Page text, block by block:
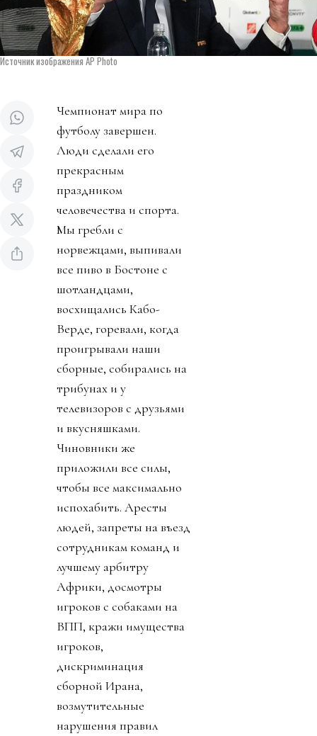
Источник изображения AP Photo
Чемпионат мира по
футболу завершен.
Люди сделали его
прекрасным
праздником
человечества и спорта.
Мы гребли с
норвежцами, выпивали
все пиво в Бостоне с
шотландцами,
восхищались Кабо-
Верде, горевали, когда
проигрывали наши
сборные, собирались на
трибунах и у
телевизоров с друзьями
и вкусняшками.
Чиновники же
приложили все силы,
чтобы все максимально
испохабить. Аресты
людей, запреты на въезд
сотрудникам команд и
лучшему арбитру
Африки, досмотры
игроков с собаками на
ВПП, кражи имущества
игроков,
дискриминация
сборной Ирана,
возмутительные
нарушения правил